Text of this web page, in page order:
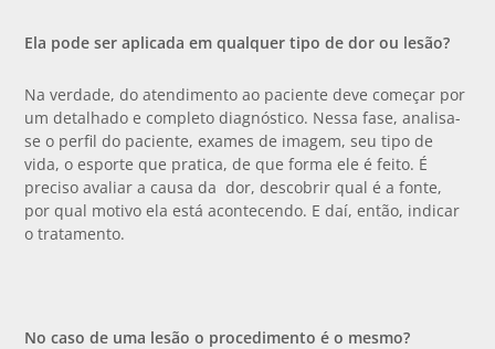
Ela pode ser aplicada em qualquer tipo de dor ou lesão?
Na verdade, do atendimento ao paciente deve começar por
um detalhado e completo diagnóstico. Nessa fase, analisa-
se o perfil do paciente, exames de imagem, seu tipo de
vida, o esporte que pratica, de que forma ele é feito. É
preciso avaliar a causa da dor, descobrir qual é a fonte,
por qual motivo ela está acontecendo. E daí, então, indicar
o tratamento.
No caso de uma lesão o procedimento é o mesmo?